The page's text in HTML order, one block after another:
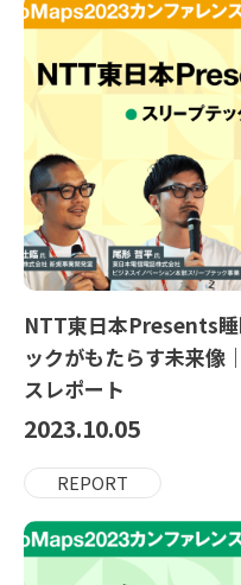
NTT東日本Presents睡
ックがもたらす未来像
スレポート
2023.10.05
REPORT